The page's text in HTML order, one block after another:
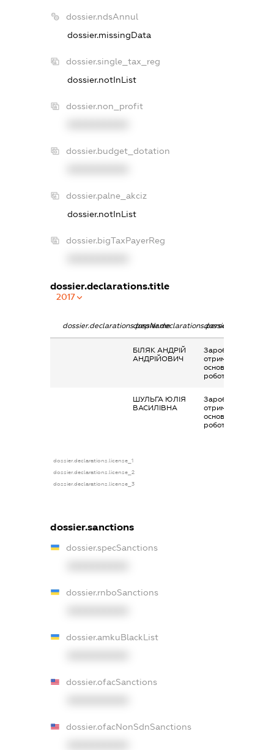
dossier.ndsAnnul
dossier.missingData
dossier.single_tax_reg
dossier.notInList
dossier.non_profit
dossier.budget_dotation
dossier.palne_akciz
dossier.notInList
dossier.bigTaxPayerReg
dossier.declarations.title
2017
dossier.declarations.pepNamedossier.declarations.personName
БІЛЯК АНДРІЙ
АНДРІЙОВИЧ
Заробітна плата
отримана за
основним місцем
роботи
ШУЛЬГА ЮЛІЯ
ВАСИЛІВНА
Заробітна плата
отримана за
основним місцем
роботи
dossier.declarations.license_1
dossier.declarations.license_2
dossier.declarations.license_3
dossier.sanctions
dossier.specSanctions
dossier.rnboSanctions
dossier.amkuBlackList
dossier.ofacSanctions
dossier.ofacNonSdnSanctions